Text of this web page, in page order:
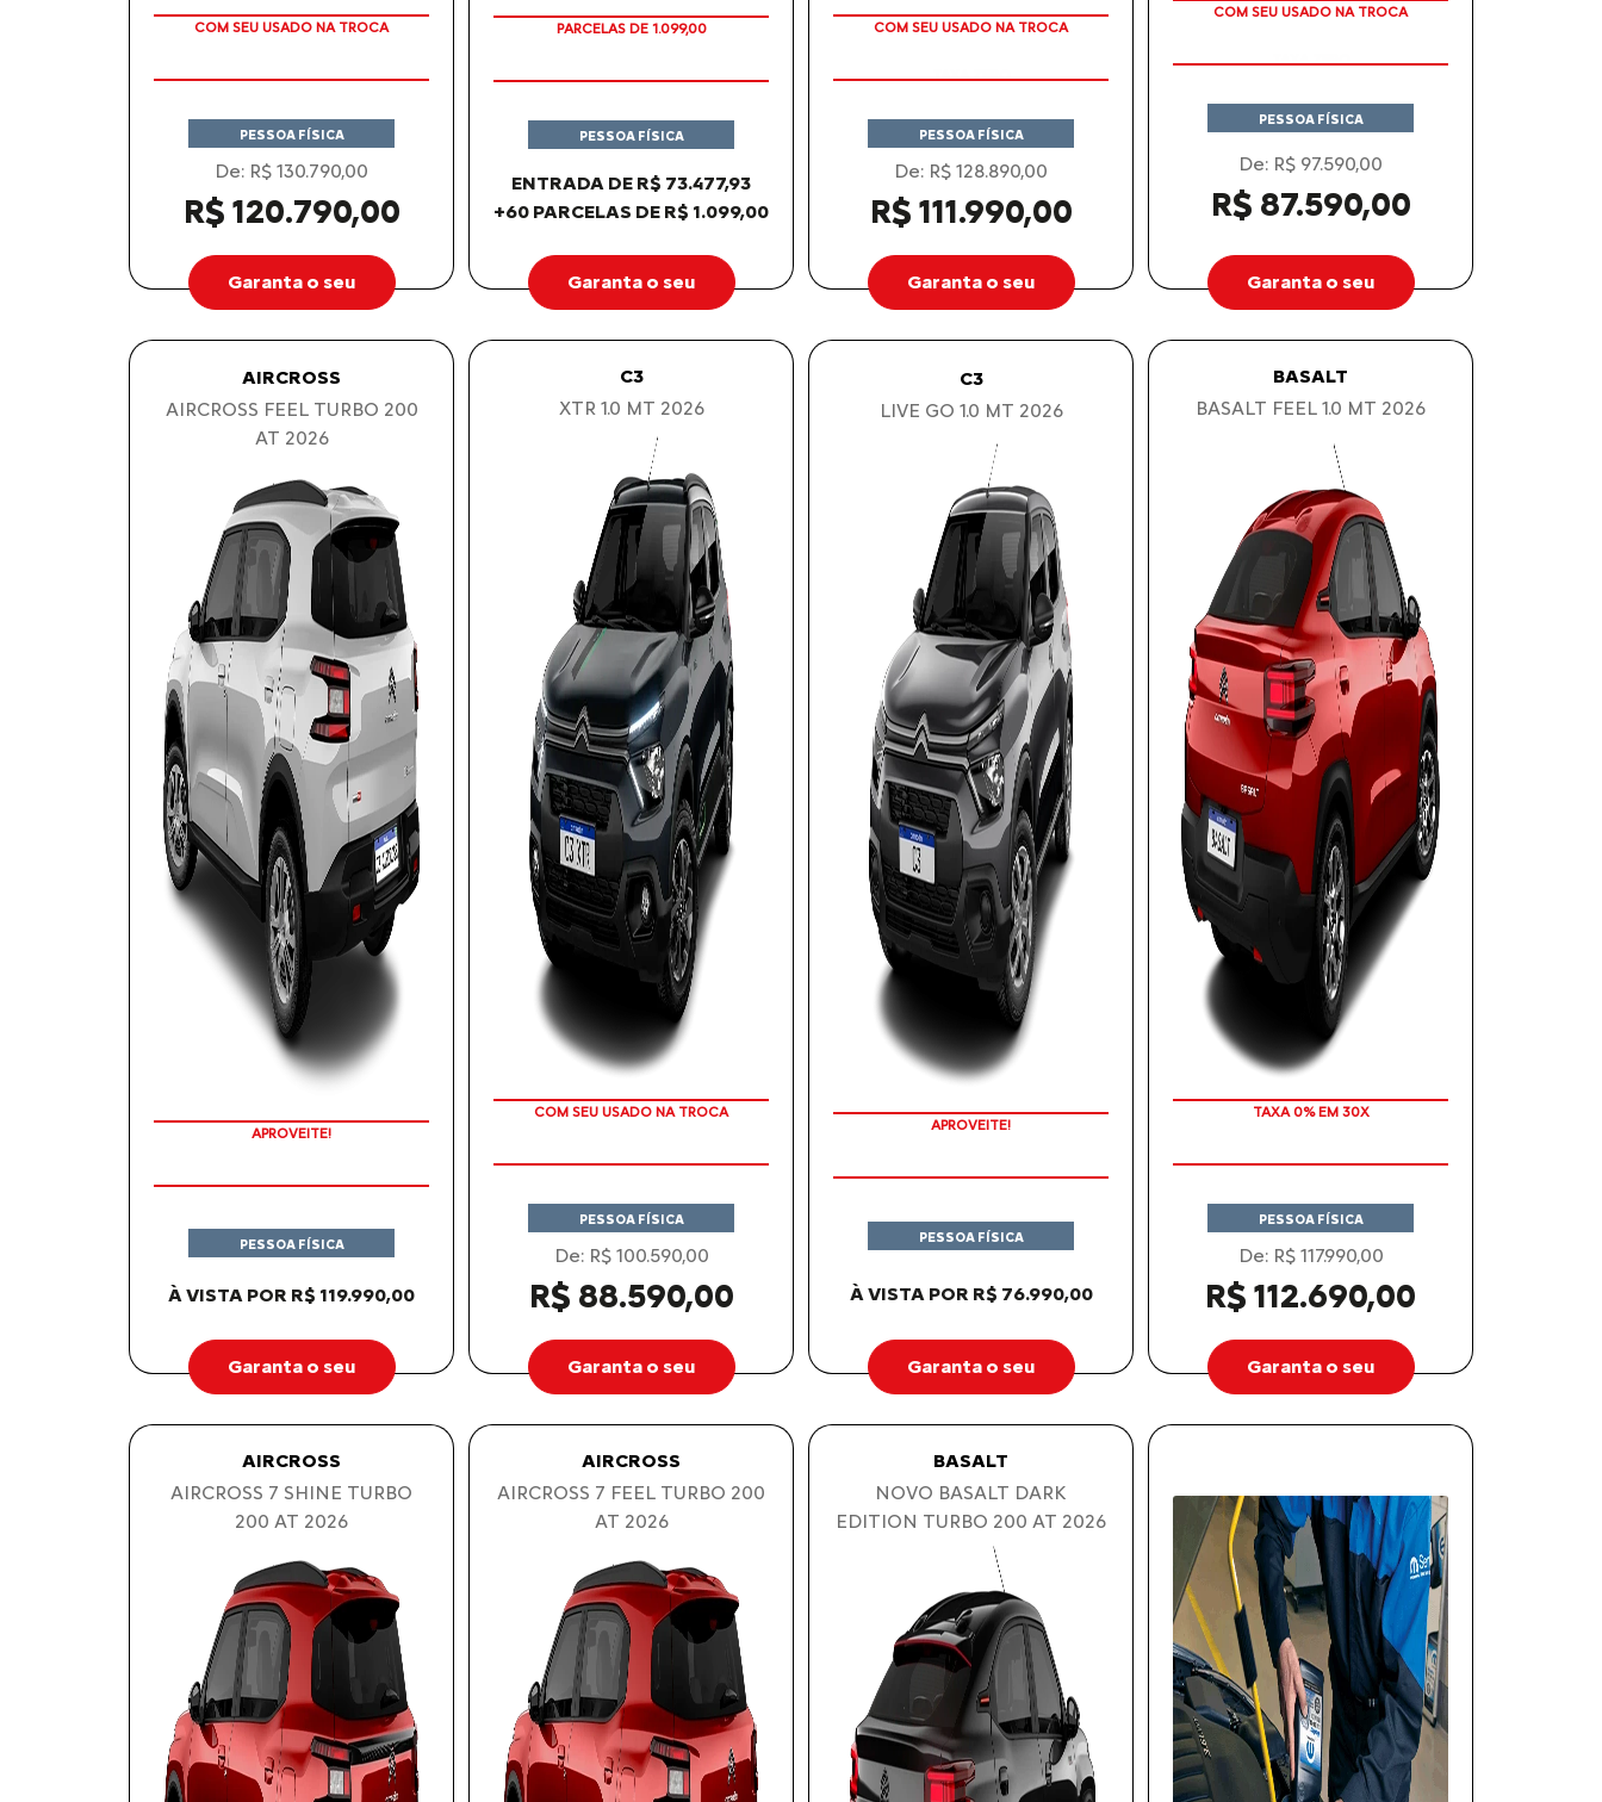
PESSOA FÍSICA
De: R$ 130.790,00
R$ 120.790,00
Garanta o seu
PARCELAS DE 1.099,00
ENTRADA DE R$ 73.477,93
+60 PARCELAS DE R$ 1.099,00
PESSOA FÍSICA
Garanta o seu
PESSOA FÍSICA
De: R$ 128.890,00
R$ 111.990,00
Garanta o seu
PESSOA FÍSICA
De: R$ 97.590,00
R$ 87.590,00
Garanta o seu
AIRCROSS
AIRCROSS FEEL TURBO 200
AT 2026
APROVEITE!
À VISTA POR R$ 119.990,00
PESSOA FÍSICA
Garanta o seu
C3
XTR 1.0 MT 2026
COM SEU USADO NA TROCA
PESSOA FÍSICA
De: R$ 100.590,00
R$ 88.590,00
Garanta o seu
C3
LIVE GO 1.0 MT 2026
APROVEITE!
À VISTA POR R$ 76.990,00
PESSOA FÍSICA
Garanta o seu
BASALT
BASALT FEEL 1.0 MT 2026
TAXA 0% EM 30X
PESSOA FÍSICA
De: R$ 117.990,00
R$ 112.690,00
Garanta o seu
AIRCROSS
AIRCROSS 7 SHINE TURBO
200 AT 2026
AIRCROSS
AIRCROSS 7 FEEL TURBO 200
AT 2026
BASALT
NOVO BASALT DARK
EDITION TURBO 200 AT 2026